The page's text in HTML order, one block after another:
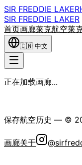
SIR FREDDIE LAKER
SIR FREDDIE LAKER
首页画廊莱克航空莱
🇨🇳 中文
正在加载画廊...
保存航空历史 — ©
画廊关于